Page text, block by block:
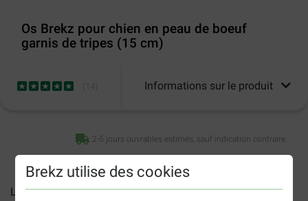
Brekz utilise des cookies
Os Brekz pour chien en peau de boeuf
garnis de tripes (15 cm)
Informations sur le produit
2-5 jours ouvrables estimés, sauf indication contraire.
LesOs Brekz pour chien en peau de boeuf garnis de